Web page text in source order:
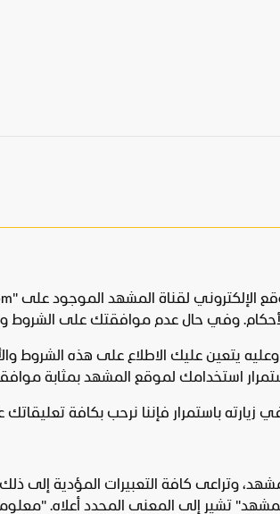
وفي حال عدم موافقتك على الشروط
يتعين عليك الاطلاع على هذه الشروط
استمرار استخدامك لموقع المشهد بمثابة
باستمرار فإننا نرحب بكافة
وتراعى كافة التعبيرات المؤدية إلى
تشير إلى المعنى المحدد أعلاه.